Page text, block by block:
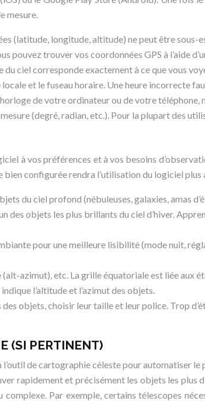
mesure.
(latitude, longitude, altitude) ne peut être
trouver vos coordonnées GPS à l’aide
ciel corresponde exactement à ce que vous
et le fuseau horaire. Une heure incorrecte
de votre ordinateur ou de votre téléphone,
(degré, radian, etc.). Pour la plupart des
à vos préférences et à vos besoins
configurée rendra l’utilisation du logiciel
du ciel profond (nébuleuses, galaxies, amas
des objets les plus brillants du ciel d’hiver.
pour une meilleure lisibilité (mode nuit,
azimut), etc. La grille équatoriale est liée aux
l’altitude et l’azimut des objets.
objets, choisir leur taille et leur police. Trop
(SI PERTINENT)
de cartographie céleste pour automatiser
rapidement et précisément les objets les
Par exemple, certains télescopes